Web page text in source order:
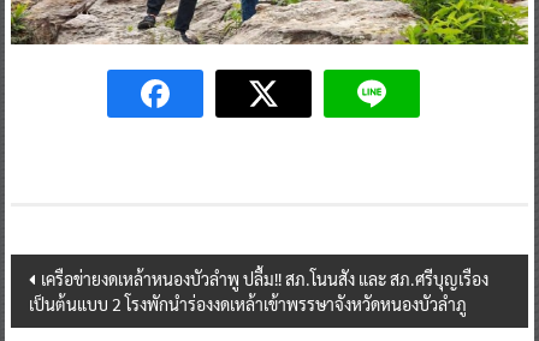
Post
navigation
เครือข่ายงดเหล้าหนองบัวลำพู ปลื้ม!! สภ.โนนสัง และ สภ.ศรีบุญเรือง
เป็นต้นแบบ 2 โรงพักนำร่องงดเหล้าเข้าพรรษาจังหวัดหนองบัวลำภู